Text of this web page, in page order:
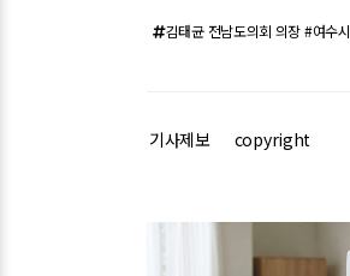
김태균 전남도의회 의장 #여수시
기사제보 copyright
관련기사